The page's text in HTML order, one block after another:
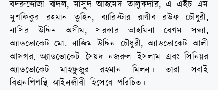
বদরুদ্দোজা বাদল, মাসুদ আহমেদ তালুকদার, এ এইচ এম
মুশফিকুর রহমান তুহিন, ব্যারিস্টার রাগীব রউফ চৌধুরী,
নাসির উদ্দিন অসীম, সরকার তাহমিনা বেগম সন্ধ্যা,
অ্যাডভোকেট মো. নাজিম উদ্দিন চৌধুরী, অ্যাডভোকেট আলী
আসগর, অ্যাডভোকেট সৈয়দ নজরুল ইসলাম এবং সিনিয়র
অ্যাডভোকেট মাহফুজুর রহমান মিলন। তারা সবাই
বিএনপিপন্থি আইনজীবী হিসেবে পরিচিত।